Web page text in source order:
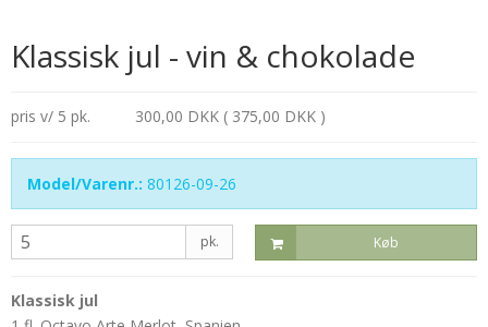
Klassisk jul - vin & chokolade
pris v/ 5 pk. 300,00 DKK ( 375,00 DKK )
Model/Varenr.: 80126-09-26
pk. Køb
Klassisk jul